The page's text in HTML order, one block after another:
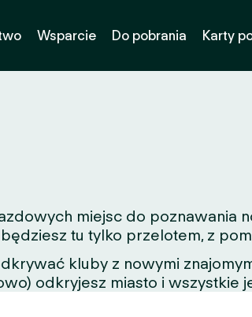
Wsparcie Do pobrania Karty
miejsc do poznawania
tu tylko przelotem, z
kluby z nowymi
odkryjesz miasto i wszystkie